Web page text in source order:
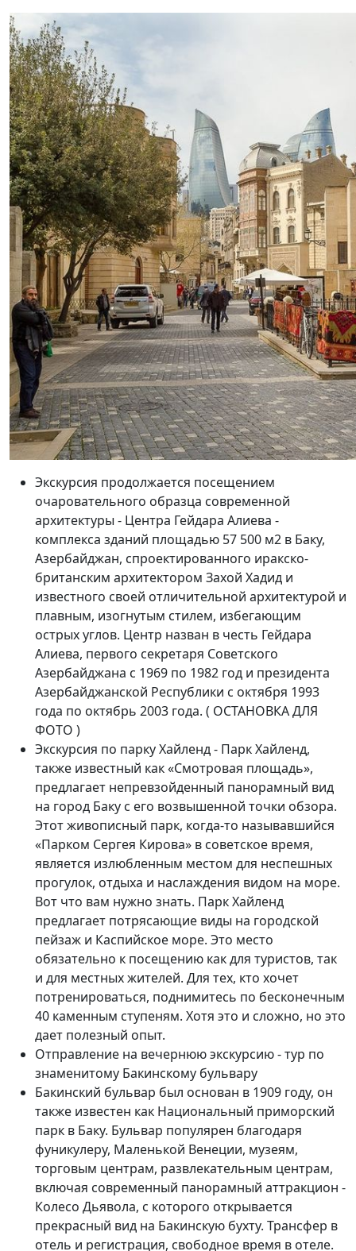
Экскурсия продолжается посещением
очаровательного образца современной
архитектуры - Центра Гейдара Алиева -
комплекса зданий площадью 57 500 м2 в Баку,
Азербайджан, спроектированного иракско-
британским архитектором Захой Хадид и
известного своей отличительной архитектурой и
плавным, изогнутым стилем, избегающим
острых углов. Центр назван в честь Гейдара
Алиева, первого секретаря Советского
Азербайджана с 1969 по 1982 год и президента
Азербайджанской Республики с октября 1993
года по октябрь 2003 года. ( ОСТАНОВКА ДЛЯ
ФОТО )
Экскурсия по парку Хайленд - Парк Хайленд,
также известный как «Смотровая площадь»,
предлагает непревзойденный панорамный вид
на город Баку с его возвышенной точки обзора.
Этот живописный парк, когда-то называвшийся
«Парком Сергея Кирова» в советское время,
является излюбленным местом для неспешных
прогулок, отдыха и наслаждения видом на море.
Вот что вам нужно знать. Парк Хайленд
предлагает потрясающие виды на городской
пейзаж и Каспийское море. Это место
обязательно к посещению как для туристов, так
и для местных жителей. Для тех, кто хочет
потренироваться, поднимитесь по бесконечным
40 каменным ступеням. Хотя это и сложно, но это
дает полезный опыт.
Отправление на вечернюю экскурсию - тур по
знаменитому Бакинскому бульвару
Бакинский бульвар был основан в 1909 году, он
также известен как Национальный приморский
парк в Баку. Бульвар популярен благодаря
фуникулеру, Маленькой Венеции, музеям,
торговым центрам, развлекательным центрам,
включая современный панорамный аттракцион -
Колесо Дьявола, с которого открывается
прекрасный вид на Бакинскую бухту. Трансфер в
отель и регистрация, свободное время в отеле.